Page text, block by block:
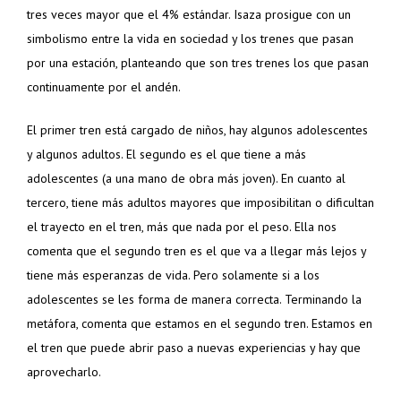
tres veces mayor que el 4% estándar. Isaza prosigue con un
simbolismo entre la vida en sociedad y los trenes que pasan
por una estación, planteando que son tres trenes los que pasan
continuamente por el andén.
El primer tren está cargado de niños, hay algunos adolescentes
y algunos adultos. El segundo es el que tiene a más
adolescentes (a una mano de obra más joven). En cuanto al
tercero, tiene más adultos mayores que imposibilitan o dificultan
el trayecto en el tren, más que nada por el peso. Ella nos
comenta que el segundo tren es el que va a llegar más lejos y
tiene más esperanzas de vida. Pero solamente si a los
adolescentes se les forma de manera correcta. Terminando la
metáfora, comenta que estamos en el segundo tren. Estamos en
el tren que puede abrir paso a nuevas experiencias y hay que
aprovecharlo.